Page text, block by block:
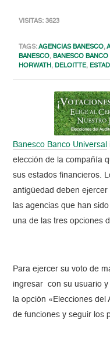
VISITAS: 3623
TAGS:AGENCIAS BANESCO,
BANESCO,BANESCO BANCO
HORWATH,DELOITTE,
Banesco Banco Universal
elección de la compañía
sus estados financieros.
antigüedad deben
las agencias que han
una de las tres opciones
Para ejercer su voto de
ingresar con su usuario y
la opción «Elecciones
de funciones y seguir los